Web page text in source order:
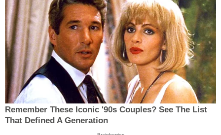
Remember These Iconic '90s Couples? See The List
That Defined A Generation